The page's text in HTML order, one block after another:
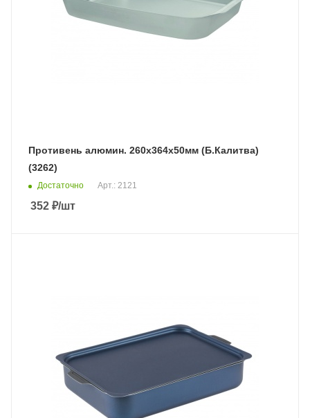
Противень алюмин. 260х364х50мм (Б.Калитва)
(3262)
Достаточно Арт.: 2121
352 ₽/шт